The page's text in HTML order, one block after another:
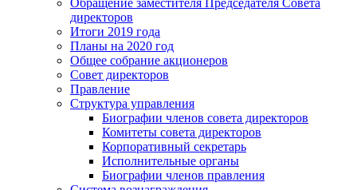
Обращение заместителя Председателя Совета
директоров
Итоги 2019 года
Планы на 2020 год
Общее собрание акционеров
Совет директоров
Правление
Структура управления
Биографии членов совета директоров
Комитеты совета директоров
Корпоративный секретарь
Исполнительные органы
Биографии членов правления